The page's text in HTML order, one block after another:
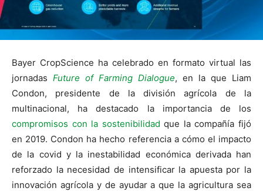
Bayer CropScience ha celebrado en formato virtual las
jornadas Future of Farming Dialogue, en la que Liam
Condon, presidente de la división agrícola de la
multinacional, ha destacado la importancia de los
compromisos con la sostenibilidad que la compañía fijó
en 2019. Condon ha hecho referencia a cómo el impacto
de la covid y la inestabilidad económica derivada han
reforzado la necesidad de intensificar la apuesta por la
innovación agrícola y de ayudar a que la agricultura sea